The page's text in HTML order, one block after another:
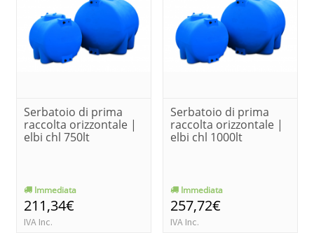
Serbatoio di prima
raccolta orizzontale |
elbi chl 750lt
Immediata
211,34€
IVA Inc.
Serbatoio di prima
raccolta orizzontale |
elbi chl 1000lt
Immediata
257,72€
IVA Inc.